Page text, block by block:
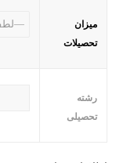
میزان
تحصیلات
رشته
تحصیلی